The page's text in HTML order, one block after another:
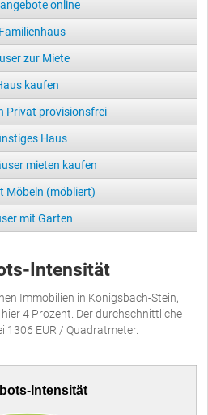
online
zur Miete
kaufen
Privat provisionsfrei
Haus
mieten kaufen
Möbeln (möbliert)
mit Garten
Intensität
Immobilien in Königsbach-Stein,
4 Prozent. Der durchschnittliche
1306 EUR / Quadratmeter.
Intensität